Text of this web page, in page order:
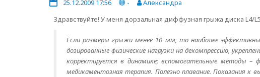
25.12.2009 17:56 -
Александра
Здравствуйте! У меня дорзальная диффузная грыжа диска L4/
Если размеры грыжи менее 10 мм, то наиболее
дозированные физические нагрузки на декомпрессию,
корректируется в динамике; вспомогательные методы –
медикаментозная терапия. Полезно плавание. Показания к